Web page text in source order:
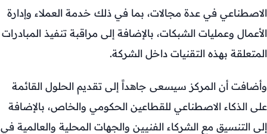
الاصطناعي في عدة مجالات، بما في ذلك خدمة العملاء وإدارة
الأعمال وعمليات الشبكات، بالإضافة إلى مراقبة تنفيذ المبادرات
المتعلقة بهذه التقنيات داخل الشركة.
وأضافت أن المركز سيسعى جاهداً إلى تقديم الحلول القائمة
على الذكاء الاصطناعي للقطاعين الحكومي والخاص، بالإضافة
إلى التنسيق مع الشركاء الفنيين والجهات المحلية والعالمية في